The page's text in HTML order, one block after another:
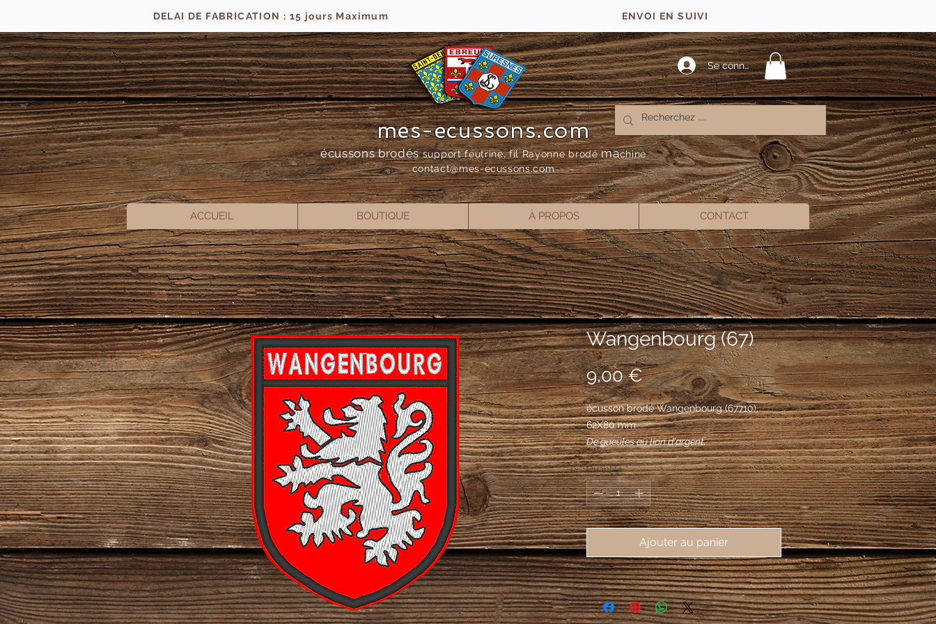
DELAI DE FABRICATION : 15 jours Maximum ENVOI EN SUIVI
Se connecter
mes-ecussons.com
écussons brodés support feutrine, fil Rayonne brodémachine
contact@mes-ecussons.com
ACCUEIL BOUTIQUE À PROPOS CONTACT
Wangenbourg (67)
9,00 €Prix
écusson brodé Wangenbourg (67710),
62X80 mm
De gueules au lion d'argent.
Quantité *
Ajouter au panier